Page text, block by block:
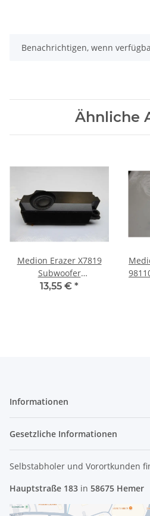
Benachrichtigen, wenn
Ähnliche
Medion Erazer X7819
Subwoofer
Soundspeaker #4680
13,55 € *
Informationen
Gesetzliche Informationen
Selbstabholer und Vorortkunden
Hauptstraße 183 in 58675 Hemer